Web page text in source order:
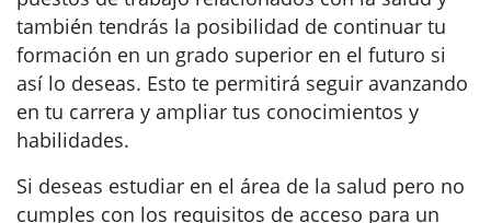
también tendrás la posibilidad de continuar tu
formación en un grado superior en el futuro si
así lo deseas. Esto te permitirá seguir avanzando
en tu carrera y ampliar tus conocimientos y
habilidades.
Si deseas estudiar en el área de la salud pero no
cumples con los requisitos de acceso para un